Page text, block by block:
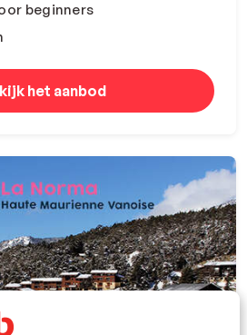
beginners
het aanbod